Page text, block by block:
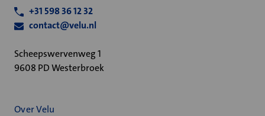
+31 598 36 12 32
contact@velu.nl
Scheepswervenweg 1
9608 PD Westerbroek
Over Velu